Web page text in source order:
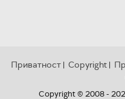
Приватност | Copyright |
Copyright © 2008 -